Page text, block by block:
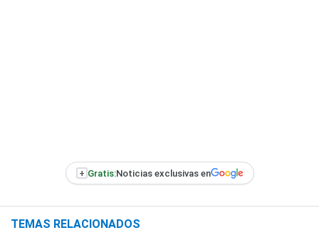
+ Gratis:Noticias exclusivas en
TEMAS RELACIONADOS